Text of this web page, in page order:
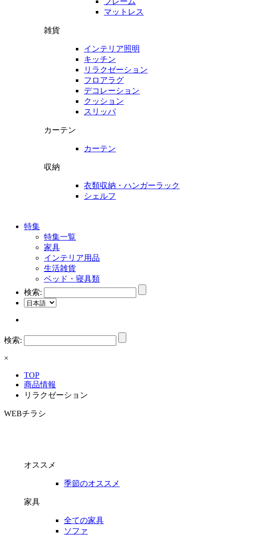
マットレス
雑貨
インテリア照明
キッチン
リラクゼーション
フロアラグ
デコレーション
クッション
スリッパ
カーテン
カーテン
収納
衣類収納・ハンガーラック
シェルフ
特集
特集一覧
家具
インテリア用品
生活雑貨
ベッド・寝具類
検索:
検索:
×
TOP
商品情報
リラクゼーション
WEBチラシ
オススメ
季節のオススメ
家具
全ての家具
ソファ